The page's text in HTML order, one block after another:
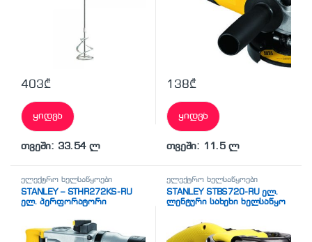
403₾
ყიდვა
თვეში: 33.54 ლ
138₾
ყიდვა
თვეში: 11.5 ლ
ელექტრო ხელსაწყოები
STANLEY – STHR272KS-RU
ელ. პერფორატორი
ელექტრო ხელსაწყოები
STANLEY STBS720-RU ელ.
ლენტური სახეხი ხელსაწყო